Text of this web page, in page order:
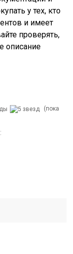
у тех, кто
и имеет
проверять,
описание
(пока